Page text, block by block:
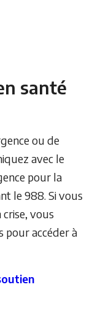
santé
ou de
avec le
pour la
le 988. Si vous
vous
pour accéder à